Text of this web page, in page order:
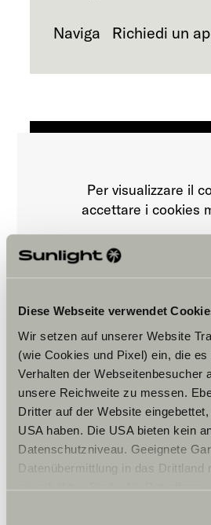
Diese Webseite verwendet
Wir setzen auf unserer Website
(wie Cookies und Pixel) ein, die
Verhalten der Webseitenbesucher
unsere Reichweite zu messen.
Dritter auf der Website
USA haben. Die USA bieten kein
Datenschutzniveau. Geeignete
Datenübermittlung in das Drittland
ein erhöhtes Risiko für Betroffene,
Naviga Richiedi un
Orari di apertura
FAHRZEUGVERKAUF
10:00 -18:30 Uhr
Samstag:
Per visualizzare il
accettare i cookies
Impostazioni